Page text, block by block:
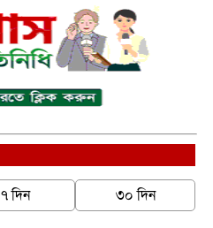
৭ দিন ৩০ দিন